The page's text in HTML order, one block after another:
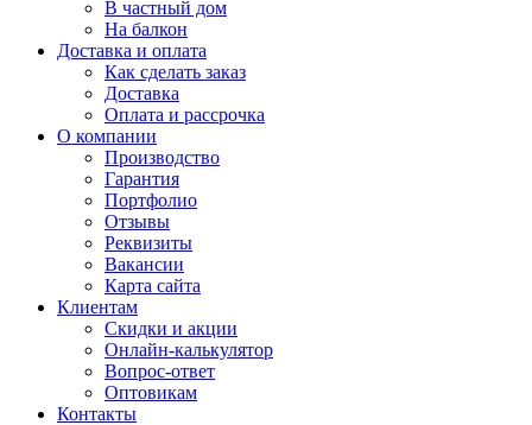
В частный дом
На балкон
Доставка и оплата
Как сделать заказ
Доставка
Оплата и рассрочка
О компании
Производство
Гарантия
Портфолио
Отзывы
Реквизиты
Вакансии
Карта сайта
Клиентам
Скидки и акции
Онлайн-калькулятор
Вопрос-ответ
Оптовикам
Контакты